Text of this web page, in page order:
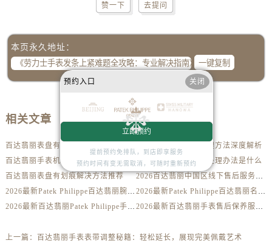
福建省龙岩市新罗区九一南路百达翡丽售后服务中心（需提前预约）
福建省南平市建阳区人民西路百达翡丽售后服务中心（需提前预约）
福建省宁德市蕉城区天湖东路百达翡丽售后服务中心（需提前预约）
福建省莆田市城厢区霞林街道荔华东大道百达翡丽售后服务中心（需提前预约）
福建省三明市三元区东乾二路百达翡丽售后服务中心（需提前预约）
赞一下 去提问
本页永久地址：
一键复制
相关文章
百达翡丽表盘有划痕解决技巧集锦
百达翡丽表耳掉了处理方法深度解析
百达翡丽手表机芯里面有划痕处理方法详解
百达翡丽腕表进水了处理办法是什么
百达翡丽表盘有划痕解决方法推荐
2026百达翡丽中国区线下售后服务网点升级优化公告（最新电话及地址）
2026最新Patek Philippe百达翡丽腕表维修保养服务中心网点地址实地探访报告
2026最新Patek Philippe百达翡丽名表售后维修服务中心地址考察报告
2026最新百达翡丽Patek Philippe手表官方维修保养网点地址调研报告
2026最新百达翡丽手表售后保养服务中心地址调研报告
上一篇： 百达翡丽手表表带调整秘籍：轻松延长，展现完美佩戴艺术
预约入口 关闭
立即预约
提前预约免排队，到店即享服务
预约时间有变无需取消，可随时重新预约